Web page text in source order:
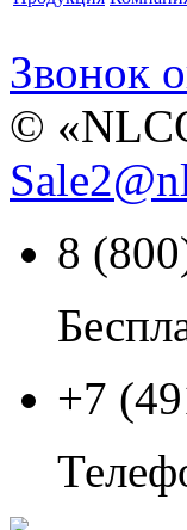
Звонок
©
Sale2@
8
+7